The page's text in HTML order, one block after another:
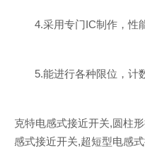
4.采用专门IC制作，性
5.能进行各种限位，计
克特电感式接近开关,圆柱
感式接近开关,超短型电感